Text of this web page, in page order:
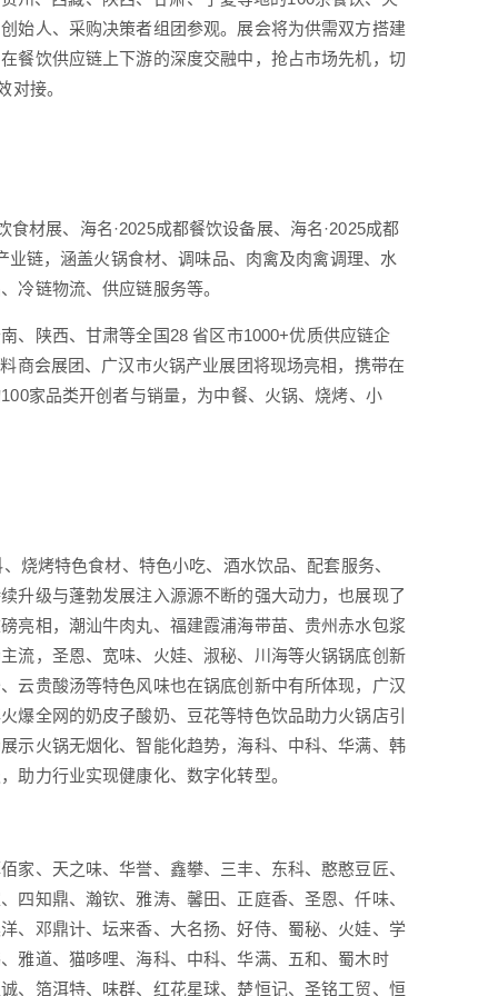
始人、采购决策者组团参观。展会将为供需双方搭建
餐饮供应链上下游的深度交融中，抢占市场先机，切
对接。
材展、海名·2025成都餐饮设备展、海名·2025成都
链，涵盖火锅食材、调味品、肉禽及肉禽调理、水
冷链物流、供应链服务等。
、陕西、甘肃等全国28 省区市1000+优质供应链企
商会展团、广汉市火锅产业展团将现场亮相，携带在
家品类开创者与销量，为中餐、火锅、烧烤、小
烧烤特色食材、特色小吃、酒水饮品、配套服务、
升级与蓬勃发展注入源源不断的强大动力，也展现了
亮相，潮汕牛肉丸、福建霞浦海带苗、贵州赤水包浆
流，圣恩、宽味、火娃、淑秘、川海等火锅锅底创新
云贵酸汤等特色风味也在锅底创新中有所体现，广汉
爆全网的奶皮子酸奶、豆花等特色饮品助力火锅店引
示火锅无烟化、智能化趋势，海科、中科、华满、韩
助力行业实现健康化、数字化转型。
家、天之味、华誉、鑫攀、三丰、东科、憨憨豆匠、
四知鼎、瀚钦、雅涛、馨田、正庭香、圣恩、仟味、
、邓鼎计、坛来香、大名扬、好侍、蜀秘、火娃、学
雅道、猫哆哩、海科、中科、华满、五和、蜀木时
、箔洱特、味群、红花星球、楚恒记、圣铭工贸、恒